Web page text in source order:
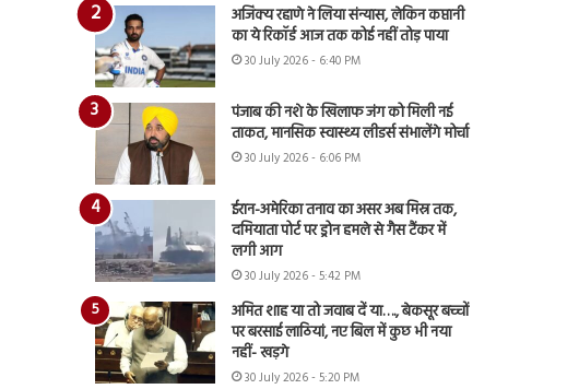
अजिंक्य रहाणे ने लिया संन्यास, लेकिन कप्तानी
का ये रिकॉर्ड आज तक कोई नहीं तोड़ पाया
30 July 2026 - 6:40 PM
पंजाब की नशे के खिलाफ जंग को मिली नई
ताकत, मानसिक स्वास्थ्य लीडर्स संभालेंगे मोर्चा
30 July 2026 - 6:06 PM
ईरान-अमेरिका तनाव का असर अब मिस्र तक,
दमियाता पोर्ट पर ड्रोन हमले से गैस टैंकर में
लगी आग
30 July 2026 - 5:42 PM
अमित शाह या तो जवाब दें या…., बेकसूर बच्चों
पर बरसाई लाठियां, नए बिल में कुछ भी नया
नहीं- खड़गे
30 July 2026 - 5:20 PM